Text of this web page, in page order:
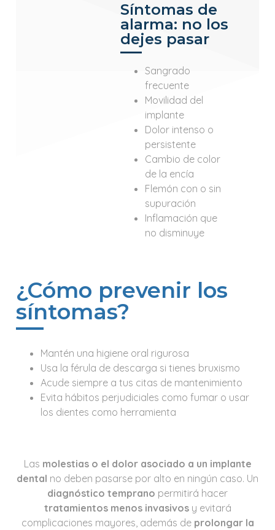
Síntomas de
alarma: no los
dejes pasar
Sangrado
frecuente
Movilidad del
implante
Dolor intenso o
persistente
Cambio de color
de la encía
Flemón con o sin
supuración
Inflamación que
no disminuye
¿Cómo prevenir los
síntomas?
Mantén una higiene oral rigurosa
Usa la férula de descarga si tienes bruxismo
Acude siempre a tus citas de mantenimiento
Evita hábitos perjudiciales como fumar o usar
los dientes como herramienta
Las molestias o el dolor asociado a un implante
dental no deben pasarse por alto en ningún caso. Un
diagnóstico temprano permitirá hacer
tratamientos menos invasivosy evitará
complicaciones mayores, además de prolongar la